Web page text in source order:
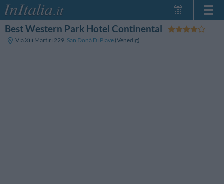
Startseite
Best Western Park Hotel Continental
Via Xiii Martiri 229, San Donà Di Piave (Venedig)